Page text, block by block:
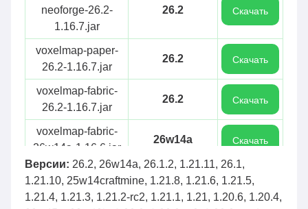
neoforge-26.2-
1.16.7.jar
26.2 Скачать
voxelmap-paper-
26.2-1.16.7.jar
26.2 Скачать
voxelmap-fabric-
26.2-1.16.7.jar
26.2 Скачать
voxelmap-fabric-
26w14a-1.16.6.jar
26w14a Скачать
voxelmap-fabric-
26.1-1.16.6.jar
26.1.2 Скачать
Версии: 26.2, 26w14a, 26.1.2, 1.21.11, 26.1,
1.21.10, 25w14craftmine, 1.21.8, 1.21.6, 1.21.5,
1.21.4, 1.21.3, 1.21.2-rc2, 1.21.1, 1.21, 1.20.6, 1.20.4,